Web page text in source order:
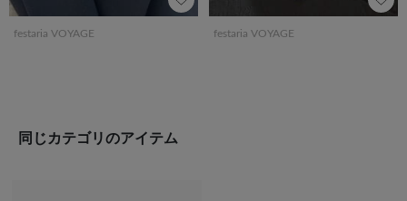
festaria VOYAGE festaria VOYAGE
同じカテゴリのアイテム